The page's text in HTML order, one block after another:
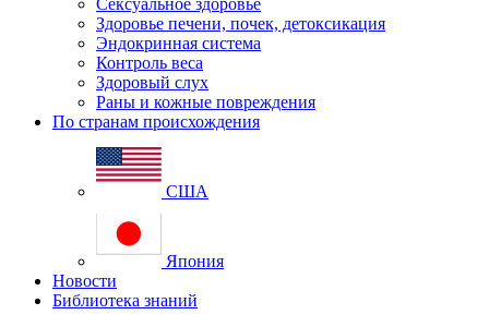
Сексуальное здоровье
Здоровье печени, почек, детоксикация
Эндокринная система
Контроль веса
Здоровый слух
Раны и кожные повреждения
По странам происхождения
США
Япония
Новости
Библиотека знаний